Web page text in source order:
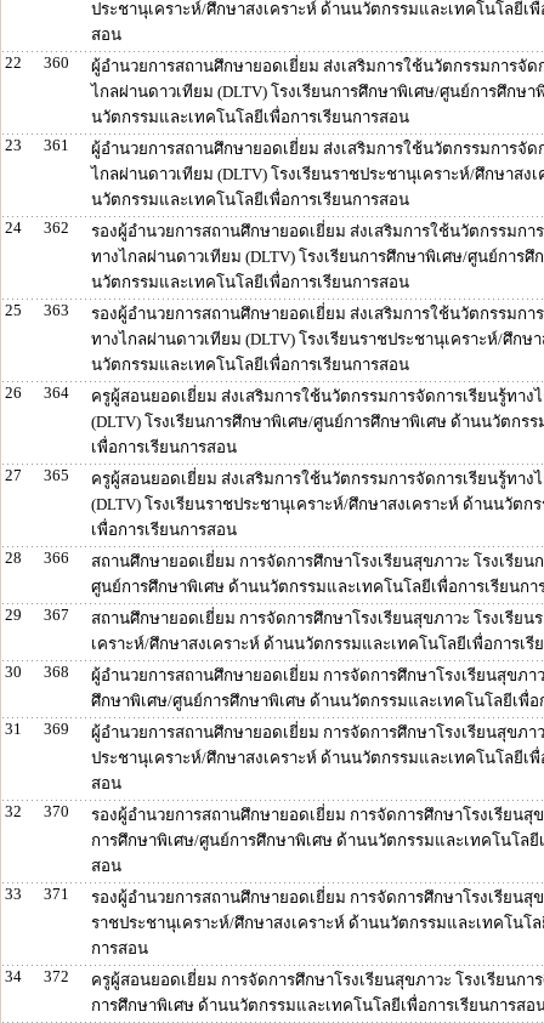
ประชานุเคราะห์/ศึกษาสงเคราะห์ ด้านนวัตกรรมและเทคโนโลยีเพื่
สอน
22
360
ผู้อำนวยการสถานศึกษายอดเยี่ยม ส่งเสริมการใช้นวัตกรรมการจัด
ไกลผ่านดาวเทียม (DLTV) โรงเรียนการศึกษาพิเศษ/ศูนย์การศึกษา
นวัตกรรมและเทคโนโลยีเพื่อการเรียนการสอน
23
361
ผู้อำนวยการสถานศึกษายอดเยี่ยม ส่งเสริมการใช้นวัตกรรมการจัด
ไกลผ่านดาวเทียม (DLTV) โรงเรียนราชประชานุเคราะห์/ศึกษาสง
นวัตกรรมและเทคโนโลยีเพื่อการเรียนการสอน
24
362
รองผู้อำนวยการสถานศึกษายอดเยี่ยม ส่งเสริมการใช้นวัตกรรมกา
ทางไกลผ่านดาวเทียม (DLTV) โรงเรียนการศึกษาพิเศษ/ศูนย์การศึ
นวัตกรรมและเทคโนโลยีเพื่อการเรียนการสอน
25
363
รองผู้อำนวยการสถานศึกษายอดเยี่ยม ส่งเสริมการใช้นวัตกรรมกา
ทางไกลผ่านดาวเทียม (DLTV) โรงเรียนราชประชานุเคราะห์/ศึกษ
นวัตกรรมและเทคโนโลยีเพื่อการเรียนการสอน
26
364
ครูผู้สอนยอดเยี่ยม ส่งเสริมการใช้นวัตกรรมการจัดการเรียนรู้ทาง
(DLTV) โรงเรียนการศึกษาพิเศษ/ศูนย์การศึกษาพิเศษ ด้านนวัตกร
เพื่อการเรียนการสอน
27
365
ครูผู้สอนยอดเยี่ยม ส่งเสริมการใช้นวัตกรรมการจัดการเรียนรู้ทาง
(DLTV) โรงเรียนราชประชานุเคราะห์/ศึกษาสงเคราะห์ ด้านนวัตก
เพื่อการเรียนการสอน
28
366
สถานศึกษายอดเยี่ยม การจัดการศึกษาโรงเรียนสุขภาวะ โรงเรียน
ศูนย์การศึกษาพิเศษ ด้านนวัตกรรมและเทคโนโลยีเพื่อการเรียนกา
29
367
สถานศึกษายอดเยี่ยม การจัดการศึกษาโรงเรียนสุขภาวะ โรงเรียน
เคราะห์/ศึกษาสงเคราะห์ ด้านนวัตกรรมและเทคโนโลยีเพื่อการเรี
30
368
ผู้อำนวยการสถานศึกษายอดเยี่ยม การจัดการศึกษาโรงเรียนสุขภาว
ศึกษาพิเศษ/ศูนย์การศึกษาพิเศษ ด้านนวัตกรรมและเทคโนโลยีเพื่อ
31
369
ผู้อำนวยการสถานศึกษายอดเยี่ยม การจัดการศึกษาโรงเรียนสุขภา
ประชานุเคราะห์/ศึกษาสงเคราะห์ ด้านนวัตกรรมและเทคโนโลยีเพื่
สอน
32
370
รองผู้อำนวยการสถานศึกษายอดเยี่ยม การจัดการศึกษาโรงเรียนสุข
การศึกษาพิเศษ/ศูนย์การศึกษาพิเศษ ด้านนวัตกรรมและเทคโนโลยี
สอน
33
371
รองผู้อำนวยการสถานศึกษายอดเยี่ยม การจัดการศึกษาโรงเรียนสุข
ราชประชานุเคราะห์/ศึกษาสงเคราะห์ ด้านนวัตกรรมและเทคโนโล
การสอน
34
372
ครูผู้สอนยอดเยี่ยม การจัดการศึกษาโรงเรียนสุขภาวะ โรงเรียนกา
การศึกษาพิเศษ ด้านนวัตกรรมและเทคโนโลยีเพื่อการเรียนการสอ